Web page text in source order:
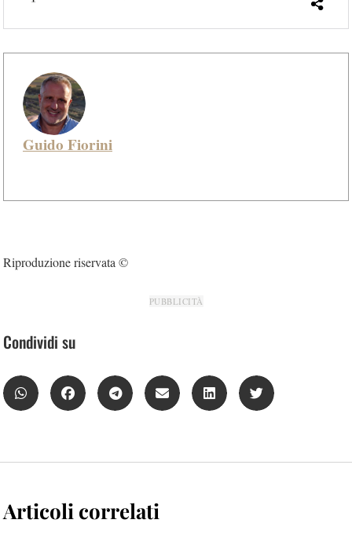
Guido Fiorini
Riproduzione riservata ©
PUBBLICITÀ
Condividi su
Articoli correlati